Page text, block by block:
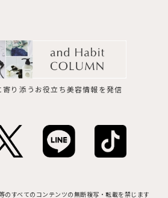
寄り添うお役立ち美容情報を発信
のすべてのコンテンツの無断複写・転載を禁じます